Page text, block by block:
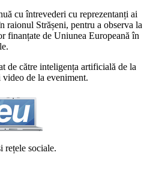
cu întrevederi cu reprezentanți ai
raionul Strășeni, pentru a observa la
finanțate de Uniunea Europeană în
de către inteligența artificială de la
de la eveniment.
sociale.